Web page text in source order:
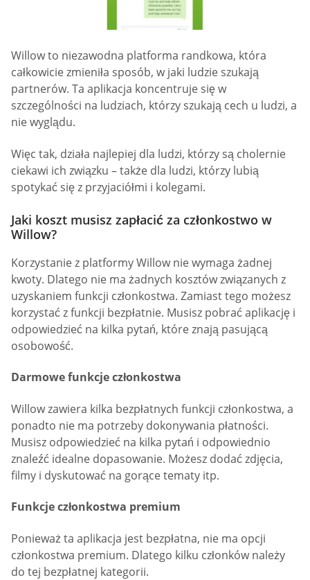
Willow to niezawodna platforma randkowa, która
całkowicie zmieniła sposób, w jaki ludzie szukają
partnerów. Ta aplikacja koncentruje się w
szczególności na ludziach, którzy szukają cech u ludzi, a
nie wyglądu.
Więc tak, działa najlepiej dla ludzi, którzy są cholernie
ciekawi ich związku – także dla ludzi, którzy lubią
spotykać się z przyjaciółmi i kolegami.
Jaki koszt musisz zapłacić za członkostwo w
Willow?
Korzystanie z platformy Willow nie wymaga żadnej
kwoty. Dlatego nie ma żadnych kosztów związanych z
uzyskaniem funkcji członkostwa. Zamiast tego możesz
korzystać z funkcji bezpłatnie. Musisz pobrać aplikację i
odpowiedzieć na kilka pytań, które znają pasującą
osobowość.
Darmowe funkcje członkostwa
Willow zawiera kilka bezpłatnych funkcji członkostwa, a
ponadto nie ma potrzeby dokonywania płatności.
Musisz odpowiedzieć na kilka pytań i odpowiednio
znaleźć idealne dopasowanie. Możesz dodać zdjęcia,
filmy i dyskutować na gorące tematy itp.
Funkcje członkostwa premium
Ponieważ ta aplikacja jest bezpłatna, nie ma opcji
członkostwa premium. Dlatego kilku członków należy
do tej bezpłatnej kategorii.